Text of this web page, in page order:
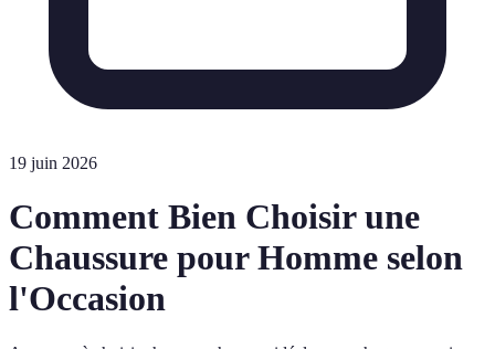
19 juin 2026
Comment Bien Choisir une
Chaussure pour Homme selon
l'Occasion